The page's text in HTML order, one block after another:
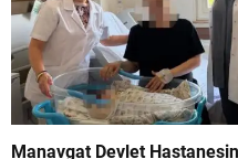
Manavgat Devlet